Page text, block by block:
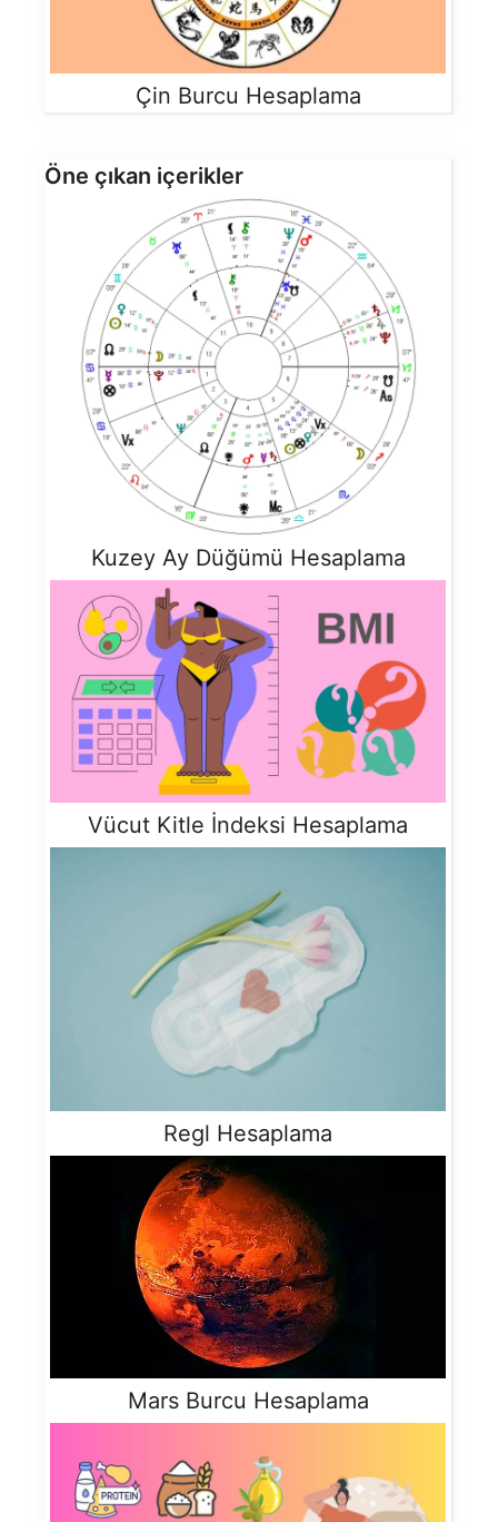
Çin Burcu Hesaplama
Öne çıkan içerikler
Kuzey Ay Düğümü Hesaplama
Vücut Kitle İndeksi Hesaplama
Regl Hesaplama
Mars Burcu Hesaplama